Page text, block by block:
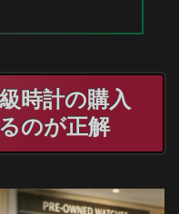
時計の購入
のが正解